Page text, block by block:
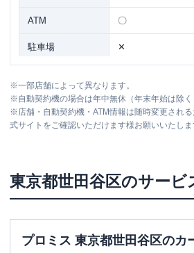
ATM 〇
駐車場 ✕
住所
ステーションプラ
レイク 【2026/6/2
営業時間
土曜：9:00-21:00
ATM営業時間
平日：-
土曜：-
日祝：-
※一部店舗によって異なります。
※自動契約機の場合は年中無休（年末年始は除く
※店舗・自動契約機・ATM情報は随時変更され
式サイトをご確認いただけます様お願いいたしま
東京都世田谷区のサービ
プロミス 東京都世田谷区のカ